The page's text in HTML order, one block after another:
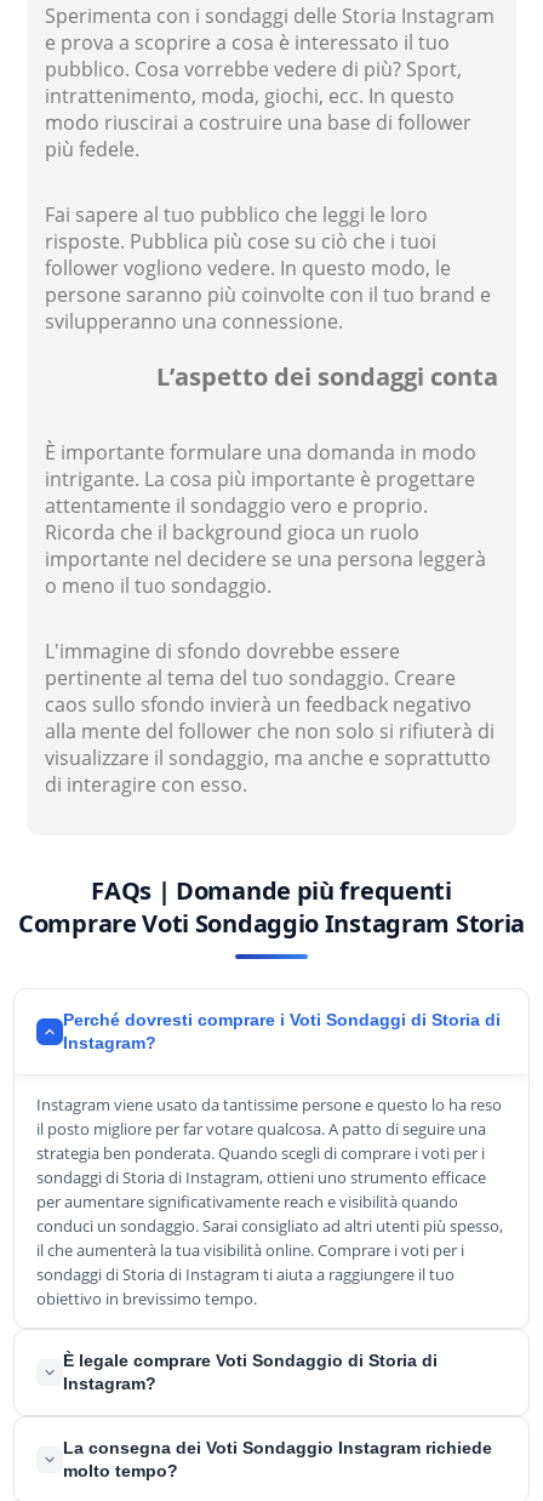
Sperimenta con i sondaggi delle Storia Instagram
e prova a scoprire a cosa è interessato il tuo
pubblico. Cosa vorrebbe vedere di più? Sport,
intrattenimento, moda, giochi, ecc. In questo
modo riuscirai a costruire una base di follower
più fedele.
Fai sapere al tuo pubblico che leggi le loro
risposte. Pubblica più cose su ciò che i tuoi
follower vogliono vedere. In questo modo, le
persone saranno più coinvolte con il tuo brand e
svilupperanno una connessione.
L’aspetto dei sondaggi conta
È importante formulare una domanda in modo
intrigante. La cosa più importante è progettare
attentamente il sondaggio vero e proprio.
Ricorda che il background gioca un ruolo
importante nel decidere se una persona leggerà
o meno il tuo sondaggio.
L'immagine di sfondo dovrebbe essere
pertinente al tema del tuo sondaggio. Creare
caos sullo sfondo invierà un feedback negativo
alla mente del follower che non solo si rifiuterà di
visualizzare il sondaggio, ma anche e soprattutto
di interagire con esso.
FAQs | Domande più frequenti
Comprare Voti Sondaggio Instagram Storia
Perché dovresti comprare i Voti Sondaggi di Storia di
Instagram?
Instagram viene usato da tantissime persone e questo lo ha reso
il posto migliore per far votare qualcosa. A patto di seguire una
strategia ben ponderata. Quando scegli di comprare i voti per i
sondaggi di Storia di Instagram, ottieni uno strumento efficace
per aumentare significativamente reach e visibilità quando
conduci un sondaggio. Sarai consigliato ad altri utenti più spesso,
il che aumenterà la tua visibilità online. Comprare i voti per i
sondaggi di Storia di Instagram ti aiuta a raggiungere il tuo
obiettivo in brevissimo tempo.
È legale comprare Voti Sondaggio di Storia di
Instagram?
Sì, comprare voti per i sondaggi di Storia di Instagram è legale.
Non viola alcuna regola ed è legittimo. Tanto più che anche i più
La consegna dei Voti Sondaggio Instagram richiede
molto tempo?